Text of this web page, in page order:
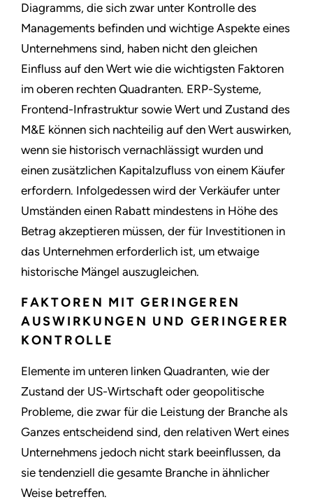
Diagramms, die sich zwar unter Kontrolle des
Managements befinden und wichtige Aspekte eines
Unternehmens sind, haben nicht den gleichen
Einfluss auf den Wert wie die wichtigsten Faktoren
im oberen rechten Quadranten. ERP-Systeme,
Frontend-Infrastruktur sowie Wert und Zustand des
M&E können sich nachteilig auf den Wert auswirken,
wenn sie historisch vernachlässigt wurden und
einen zusätzlichen Kapitalzufluss von einem Käufer
erfordern. Infolgedessen wird der Verkäufer unter
Umständen einen Rabatt mindestens in Höhe des
Betrag akzeptieren müssen, der für Investitionen in
das Unternehmen erforderlich ist, um etwaige
historische Mängel auszugleichen.
FAKTOREN MIT GERINGEREN
AUSWIRKUNGEN UND GERINGERER
KONTROLLE
Elemente im unteren linken Quadranten, wie der
Zustand der US-Wirtschaft oder geopolitische
Probleme, die zwar für die Leistung der Branche als
Ganzes entscheidend sind, den relativen Wert eines
Unternehmens jedoch nicht stark beeinflussen, da
sie tendenziell die gesamte Branche in ähnlicher
Weise betreffen.